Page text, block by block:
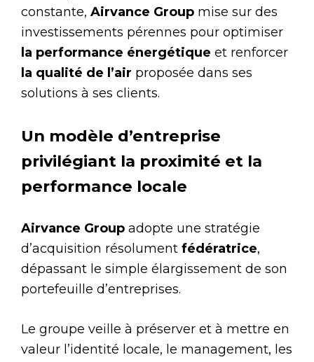
constante, Airvance Group mise sur des
investissements pérennes pour optimiser
la performance énergétique et renforcer
la qualité de l’air proposée dans ses
solutions à ses clients.
Un modèle d’entreprise
privilégiant la proximité et la
performance locale
Airvance Group adopte une stratégie
d’acquisition résolument fédératrice,
dépassant le simple élargissement de son
portefeuille d’entreprises.
Le groupe veille à préserver et à mettre en
valeur l’identité locale, le management, les